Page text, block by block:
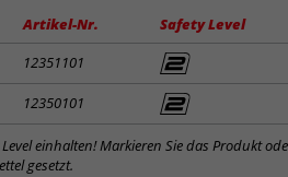
Artikel-Nr. Safety Level
12351101
12350101
Level einhalten! Markieren Sie das Produkt
gesetzt.